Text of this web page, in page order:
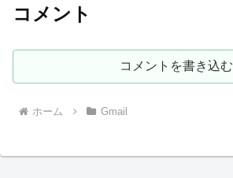
コメント
コメントを書き込む
ホーム Gmail